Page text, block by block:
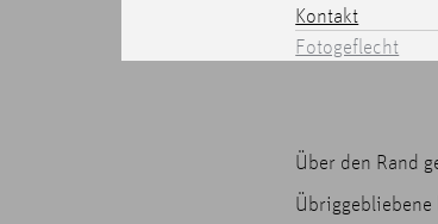
Kontakt
Fotogeflecht
Über den Rand